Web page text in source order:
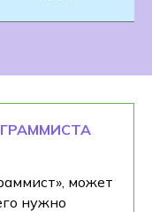
может
нужно